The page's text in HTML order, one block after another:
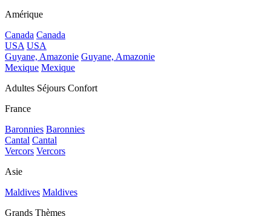
Amérique
Canada Canada
USA USA
Guyane, Amazonie Guyane, Amazonie
Mexique Mexique
Adultes Séjours Confort
France
Baronnies Baronnies
Cantal Cantal
Vercors Vercors
Asie
Maldives Maldives
Grands Thèmes